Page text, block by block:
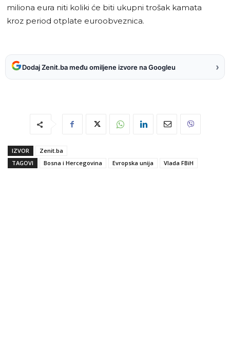
miliona eura niti koliki će biti ukupni trošak kamata
kroz period otplate euroobveznica.
Dodaj Zenit.ba među omiljene izvore na Googleu ›
IZVOR
Zenit.ba
TAGOVI
Bosna i Hercegovina Evropska unija Vlada FBiH